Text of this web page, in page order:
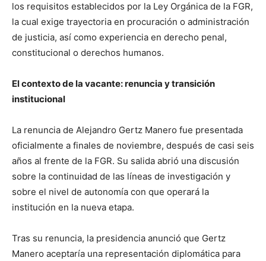
los requisitos establecidos por la Ley Orgánica de la FGR,
la cual exige trayectoria en procuración o administración
de justicia, así como experiencia en derecho penal,
constitucional o derechos humanos.
El contexto de la vacante: renuncia y transición
institucional
La renuncia de Alejandro Gertz Manero fue presentada
oficialmente a finales de noviembre, después de casi seis
años al frente de la FGR. Su salida abrió una discusión
sobre la continuidad de las líneas de investigación y
sobre el nivel de autonomía con que operará la
institución en la nueva etapa.
Tras su renuncia, la presidencia anunció que Gertz
Manero aceptaría una representación diplomática para